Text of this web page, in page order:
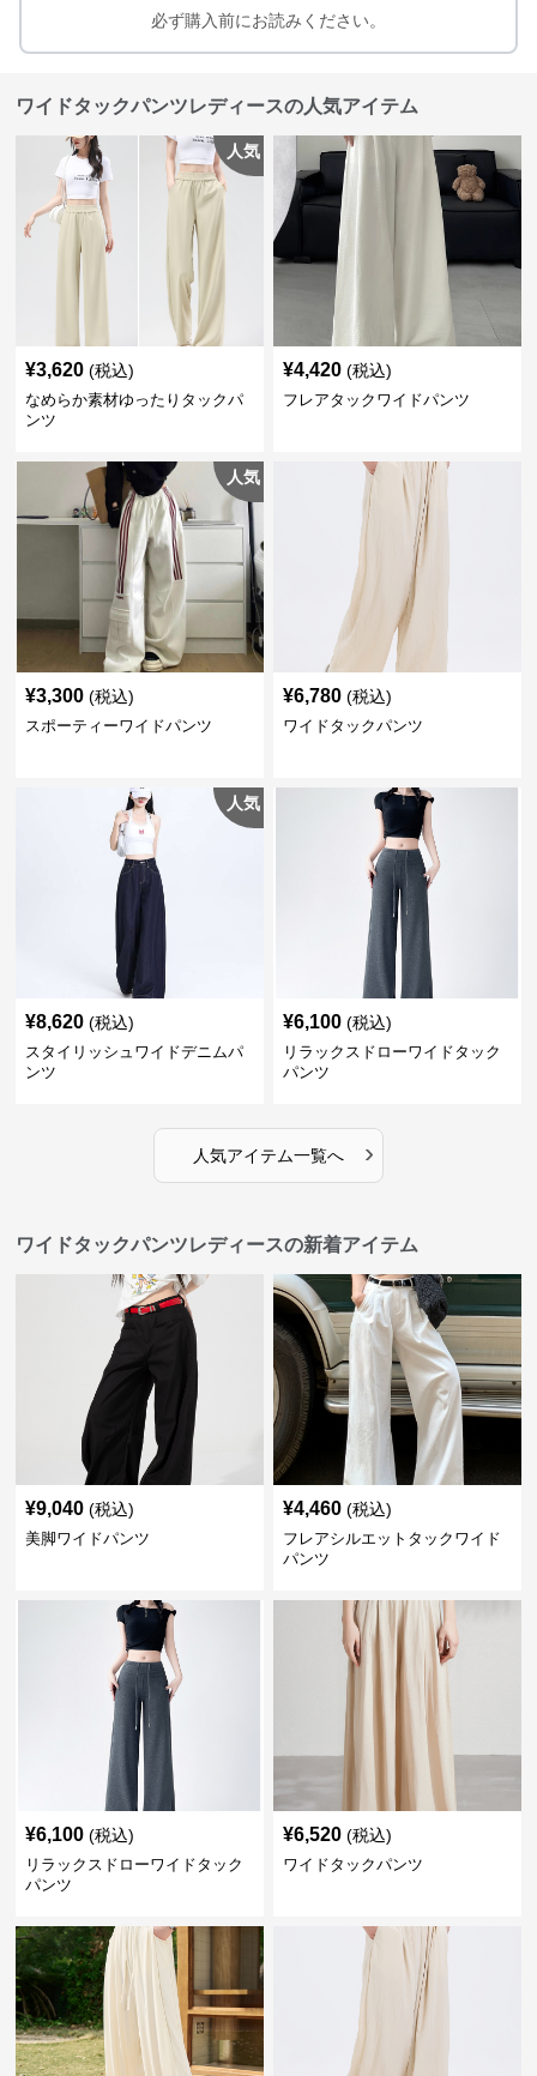
必ず購入前にお読みください。
ワイドタックパンツレディースの人気アイテム
人気
¥3,620 (税込)
なめらか素材ゆったりタックパ
ンツ
¥4,420 (税込)
フレアタックワイドパンツ
人気
¥3,300 (税込)
スポーティーワイドパンツ
¥6,780 (税込)
ワイドタックパンツ
人気
¥8,620 (税込)
スタイリッシュワイドデニムパ
ンツ
¥6,100 (税込)
リラックスドローワイドタック
パンツ
人気アイテム一覧へ ›
ワイドタックパンツレディースの新着アイテム
¥9,040 (税込)
美脚ワイドパンツ
¥4,460 (税込)
フレアシルエットタックワイド
パンツ
¥6,100 (税込)
リラックスドローワイドタック
パンツ
¥6,520 (税込)
ワイドタックパンツ